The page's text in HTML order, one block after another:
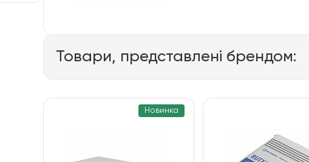
Товари, представлені брендом:
Новинка